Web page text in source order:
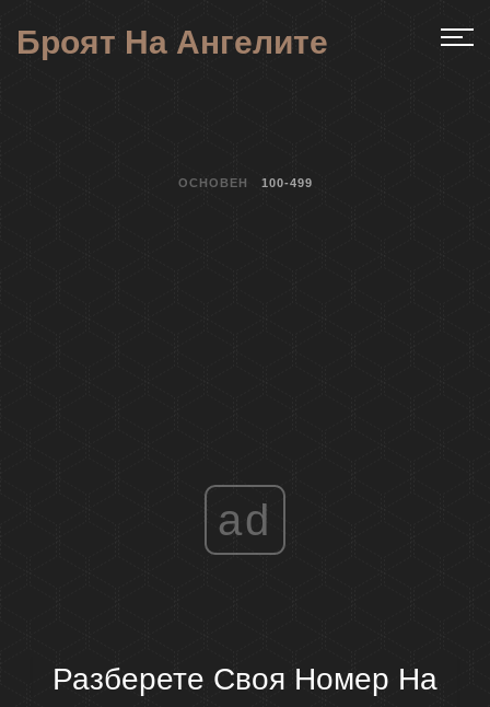
Броят На Ангелите
ОСНОВЕН 100-499
ad
Разберете Своя Номер На